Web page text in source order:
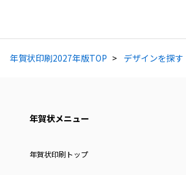
年賀状印刷2027年版TOP デザインを探す
年賀状メニュー
年賀状印刷トップ